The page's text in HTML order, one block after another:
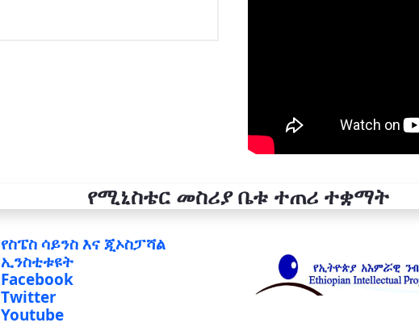
የሚኒስቴር መስሪያ ቤቱ ተጠሪ ተቋማት
የስፔስ ሳይንስ እና ጂኦስፓሻል
ኢንስቲቱዩት
Facebook
Twitter
Youtube